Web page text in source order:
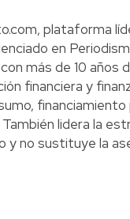
plataforma
en
más de 10 años
financiera y
lidera la
no sustituye la